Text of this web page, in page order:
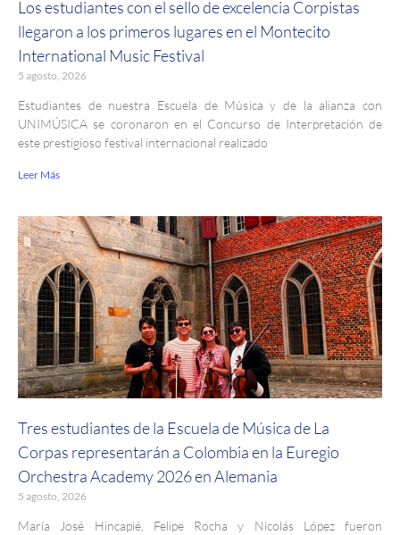
Los estudiantes con el sello de excelencia Corpistas
llegaron a los primeros lugares en el Montecito
International Music Festival
5 agosto, 2026
Estudiantes de nuestra Escuela de Música y de la alianza con
UNIMÚSICA se coronaron en el Concurso de Interpretación de
este prestigioso festival internacional realizado
Leer Más
Tres estudiantes de la Escuela de Música de La
Corpas representarán a Colombia en la Euregio
Orchestra Academy 2026 en Alemania
5 agosto, 2026
María José Hincapié, Felipe Rocha y Nicolás López fueron